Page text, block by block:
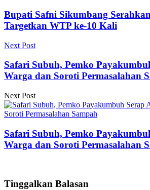
Bupati Safni Sikumbang
Targetkan WTP ke-10 Kali
Next Post
Safari Subuh, Pemko
Warga dan Soroti Permasalahan
Next Post
Safari Subuh, Pemko
Warga dan Soroti Permasalahan
Tinggalkan Balasan